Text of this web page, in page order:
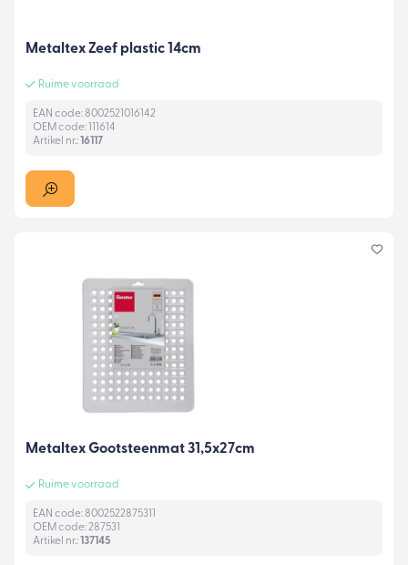
Metaltex Zeef plastic 14cm
Ruime voorraad
EAN code: 8002521016142
OEM code: 111614
Artikel nr.:16117
Metaltex Gootsteenmat 31,5x27cm
Ruime voorraad
EAN code: 8002522875311
OEM code: 287531
Artikel nr.: 137145